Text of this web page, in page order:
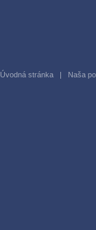
Úvodná stránka | Naša